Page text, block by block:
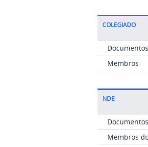
COLEGIADO
Documentos
Membros
NDE
Documentos
Membros